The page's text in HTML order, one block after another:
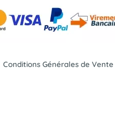
Conditions Générales de Vente